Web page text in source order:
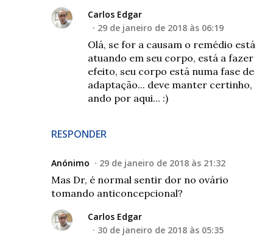
RESPONDER
Carlos Edgar
29 de janeiro de 2018 às 06:19
Olá, se for a causam o remédio está
atuando em seu corpo, está a fazer
efeito, seu corpo está numa fase de
adaptação... deve manter certinho,
ando por aqui... :)
Anónimo 29 de janeiro de 2018 às 21:32
Mas Dr, é normal sentir dor no ovário
tomando anticoncepcional?
Carlos Edgar
30 de janeiro de 2018 às 05:35